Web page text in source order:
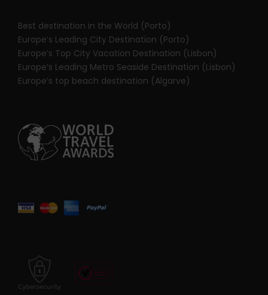
Best destination in the World (Porto)
Europe’s Leading City Destination (Porto)
Europe’s Top City Vacation Destination (Lisbon)
Europe’s Leading Metro Seaside Destination (Lisbon)
Europe’s top beach destination (Algarve)